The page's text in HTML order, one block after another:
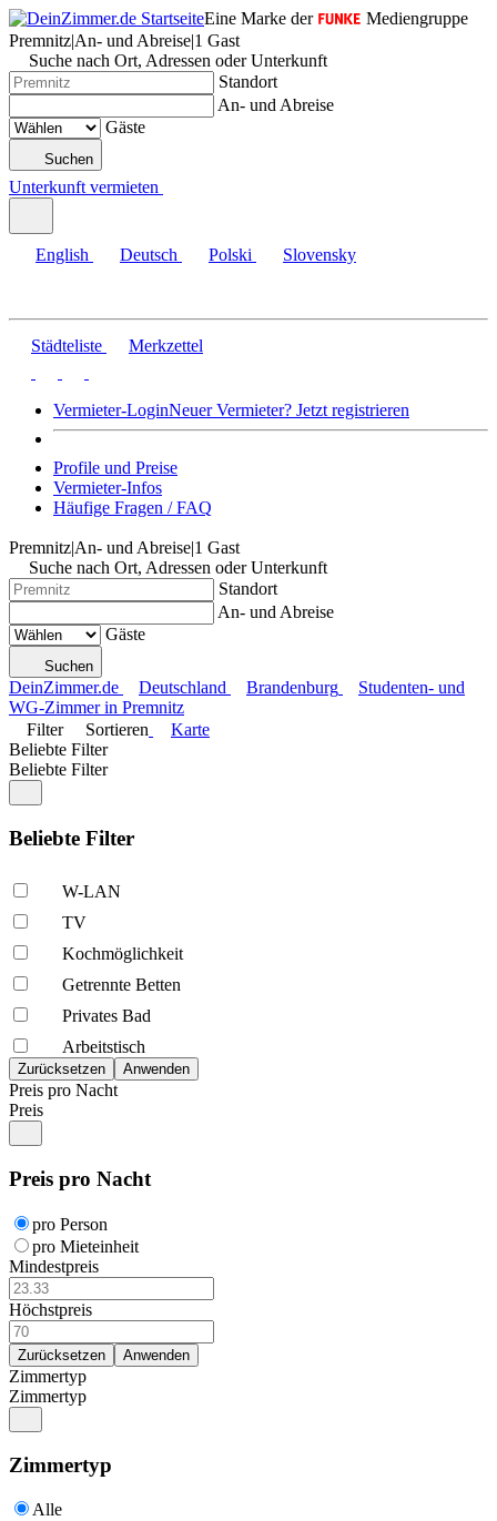
Eine Marke der
Mediengruppe
Premnitz|An- und Abreise|1 Gast
Suche nach Ort, Adressen oder Unterkunft
Standort
An- und Abreise
Gäste
Suchen
Unterkunft vermieten
English Deutsch Polski Slovensky
Städteliste Merkzettel
Vermieter-LoginNeuer Vermieter? Jetzt registrieren
Profile und Preise
Vermieter-Infos
Häufige Fragen / FAQ
Premnitz|An- und Abreise|1 Gast
Suche nach Ort, Adressen oder Unterkunft
Standort
An- und Abreise
Gäste
Suchen
DeinZimmer.de Deutschland Brandenburg
Studenten- und
WG-Zimmer in Premnitz
Filter
Sortieren
Karte
Beliebte Filter
Beliebte Filter
Beliebte Filter
W-LAN
TV
Kochmöglich­keit
Getrennte Betten
Privates Bad
Arbeitstisch
Preis pro Nacht
Preis
Preis pro Nacht
pro Person
pro Mieteinheit
Mindestpreis
Höchstpreis
Zimmertyp
Zimmertyp
Zimmertyp
Alle